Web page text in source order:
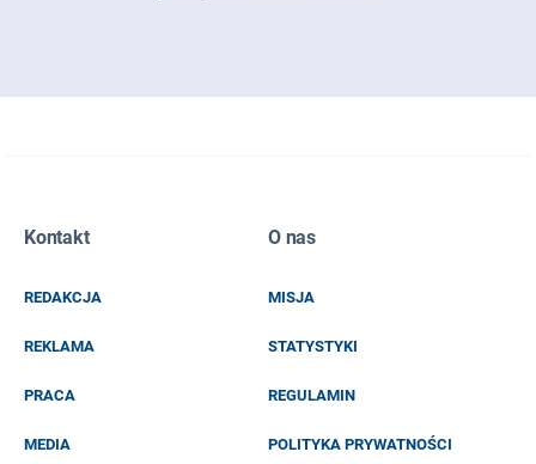
EMAIL
Kontakt
REDAKCJA
REKLAMA
PRACA
MEDIA
O nas
MISJA
STATYSTYKI
REGULAMIN
POLITYKA PRYWATNOŚCI